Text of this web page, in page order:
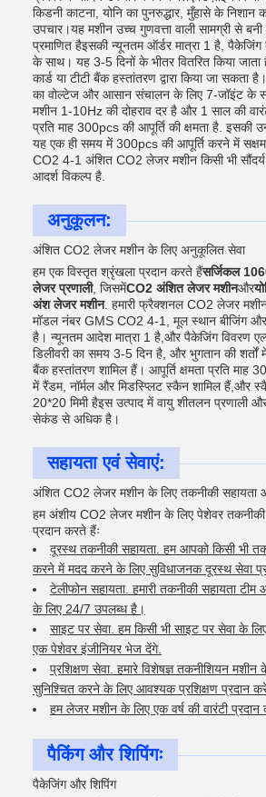
किडनी काटना, योनि का पुनरुद्धार, मुँहासे के निशान
उपचार।यह मशीन उच्च गुणवत्ता वाली सामग्री से बनी
प्रमाणित हैइसकी न्यूनतम ऑर्डर मात्रा 1 है,
के साथ। यह 3-5 दिनों के भीतर वितरित किया
कार्ड या टीटी बैंक हस्तांतरण द्वारा किया जा
का वोल्टेज और आसान संचालन के लिए 7-जॉइंट के
मशीन 1-10Hz की दोहराव दर है और 1 साल की
प्रति माह 300pcs की आपूर्ति की क्षमता है. इसकी
यह एक ही समय में 300pcs की आपूर्ति करने में
CO2 4-1 अंशित CO2 लेजर मशीन किसी भी
आदर्श विकल्प है.
अनुकूलन:
अंशित CO2 लेजर मशीन के लिए अनुकूलित सेवा
हम एक विस्तृत श्रृंखला प्रदान करते हैंसर्जिकल
लेजर प्रणाली, जिसमेंCO2 अंशित लेजर मशीनऔर
अंश लेजर मशीन. हमारी फ्रैक्शनल CO2 लेजर
मॉडल नंबर GMS CO2 4-1, मूल स्थान बीजिंग
है। न्यूनतम आदेश मात्रा 1 है,और पैकेजिंग विवरण
डिलीवरी का समय 3-5 दिन है, और भुगतान की शर्तों
बैंक हस्तांतरण शामिल हैं। आपूर्ति क्षमता प्रति माह
में रैंडम, नॉर्मल और मिडस्प्लिट स्कैन शामिल हैं,और
20*20 मिमी हैइस उत्पाद में वायु शीतलन प्रणाली
सेकंड से अधिक है।
सहायता एवं सेवाएं:
अंशित CO2 लेजर मशीन के लिए तकनीकी सहायता
हम अंशीय CO2 लेजर मशीन के लिए पेशेवर तकनीकी
प्रदान करते हैंः
दूरस्थ तकनीकी सहायता. हम आपको किसी भी
करने में मदद करने के लिए सुविधाजनक दूरस्थ सेवा
टेलीफोन सहायता. हमारी तकनीकी सहायता
के लिए 24/7 उपलब्ध है।
साइट पर सेवा. हम किसी भी साइट पर सेवा के
एक पेशेवर इंजीनियर भेज देंगे.
प्रशिक्षण सेवा. हमारे विशेषज्ञ तकनीशियन
सुनिश्चित करने के लिए आवश्यक प्रशिक्षण प्रदान
हम लेजर मशीन के लिए एक वर्ष की वारंटी
पैकिंग और शिपिंगः
पैकेजिंग और शिपिंग